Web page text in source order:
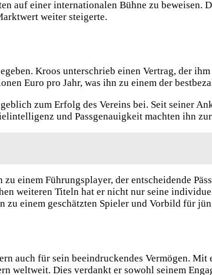
auf einer internationalen Bühne zu beweisen.
weiter steigerte.
Kroos unterschrieb einen Vertrag, der
Euro pro Jahr, was ihn zu einem der
zum Erfolg des Vereins bei. Seit seiner
und Passgenauigkeit machten ihn
einem Führungsplayer, der entscheidende
weiteren Titeln hat er nicht nur seine
einem geschätzten Spieler und Vorbild für
auch für sein beeindruckendes Vermögen.
weltweit. Dies verdankt er sowohl seinem